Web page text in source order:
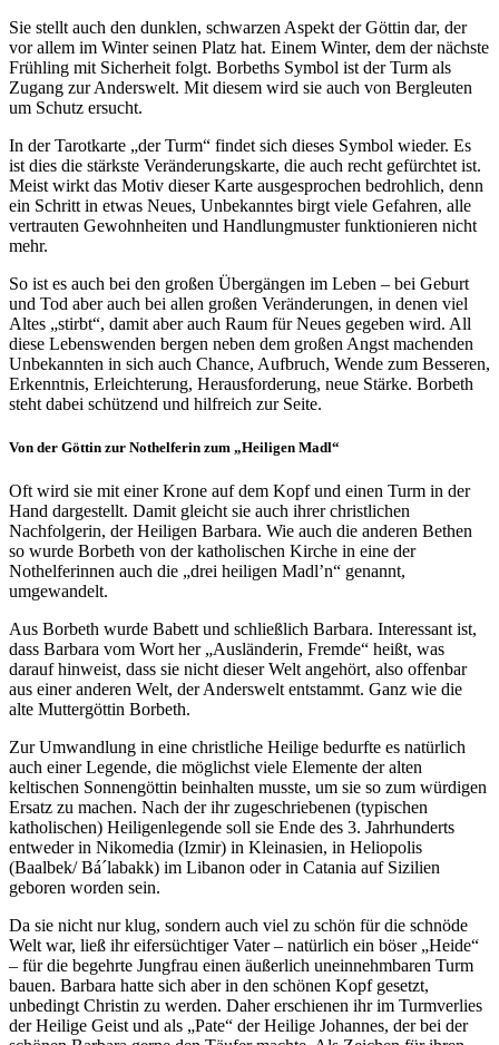
Sie stellt auch den dunklen, schwarzen Aspekt der Göttin dar, der
vor allem im Winter seinen Platz hat. Einem Winter, dem der nächste
Frühling mit Sicherheit folgt. Borbeths Symbol ist der Turm als
Zugang zur Anderswelt. Mit diesem wird sie auch von Bergleuten
um Schutz ersucht.
In der Tarotkarte „der Turm“ findet sich dieses Symbol wieder. Es
ist dies die stärkste Veränderungskarte, die auch recht gefürchtet ist.
Meist wirkt das Motiv dieser Karte ausgesprochen bedrohlich, denn
ein Schritt in etwas Neues, Unbekanntes birgt viele Gefahren, alle
vertrauten Gewohnheiten und Handlungmuster funktionieren nicht
mehr.
So ist es auch bei den großen Übergängen im Leben – bei Geburt
und Tod aber auch bei allen großen Veränderungen, in denen viel
Altes „stirbt“, damit aber auch Raum für Neues gegeben wird. All
diese Lebenswenden bergen neben dem großen Angst machenden
Unbekannten in sich auch Chance, Aufbruch, Wende zum Besseren,
Erkenntnis, Erleichterung, Herausforderung, neue Stärke. Borbeth
steht dabei schützend und hilfreich zur Seite.
Von der Göttin zur Nothelferin zum „Heiligen Madl“
Oft wird sie mit einer Krone auf dem Kopf und einen Turm in der
Hand dargestellt. Damit gleicht sie auch ihrer christlichen
Nachfolgerin, der Heiligen Barbara. Wie auch die anderen Bethen
so wurde Borbeth von der katholischen Kirche in eine der
Nothelferinnen auch die „drei heiligen Madl’n“ genannt,
umgewandelt.
Aus Borbeth wurde Babett und schließlich Barbara. Interessant ist,
dass Barbara vom Wort her „Ausländerin, Fremde“ heißt, was
darauf hinweist, dass sie nicht dieser Welt angehört, also offenbar
aus einer anderen Welt, der Anderswelt entstammt. Ganz wie die
alte Muttergöttin Borbeth.
Zur Umwandlung in eine christliche Heilige bedurfte es natürlich
auch einer Legende, die möglichst viele Elemente der alten
keltischen Sonnengöttin beinhalten musste, um sie so zum würdigen
Ersatz zu machen. Nach der ihr zugeschriebenen (typischen
katholischen) Heiligenlegende soll sie Ende des 3. Jahrhunderts
entweder in Nikomedia (Izmir) in Kleinasien, in Heliopolis
(Baalbek/ Bá´labakk) im Libanon oder in Catania auf Sizilien
geboren worden sein.
Da sie nicht nur klug, sondern auch viel zu schön für die schnöde
Welt war, ließ ihr eifersüchtiger Vater – natürlich ein böser „Heide“
– für die begehrte Jungfrau einen äußerlich uneinnehmbaren Turm
bauen. Barbara hatte sich aber in den schönen Kopf gesetzt,
unbedingt Christin zu werden. Daher erschienen ihr im Turmverlies
der Heilige Geist und als „Pate“ der Heilige Johannes, der bei der